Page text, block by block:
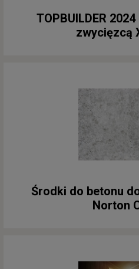
TOPBUILDER
zwycięzcą
Środki do betonu
Norton